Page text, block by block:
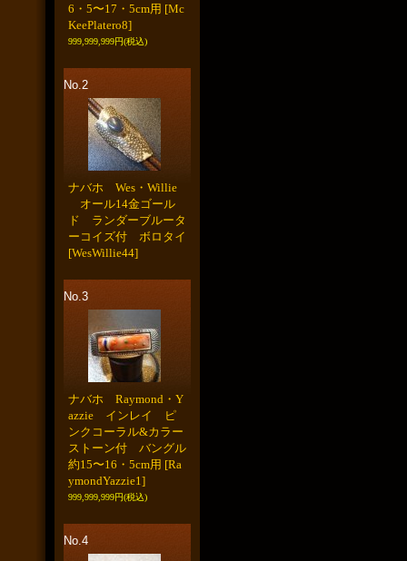
6・5〜17・5cm用 [Mc
KeePlatero8]
999,999,999円(税込)
No.2
ナバホ Wes・Willie
オール14金ゴール
ド ランダーブルータ
ーコイズ付 ボロタイ
[WesWillie44]
No.3
ナバホ Raymond・Y
azzie インレイ ピ
ンクコーラル&カラー
ストーン付 バングル
約15〜16・5cm用 [Ra
ymondYazzie1]
999,999,999円(税込)
No.4